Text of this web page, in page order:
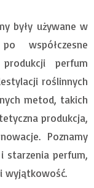
były używane w
współczesne
perfum
roślinnych
metod, takich
produkcja,
Poznamy
starzenia perfum,
wyjątkowość.